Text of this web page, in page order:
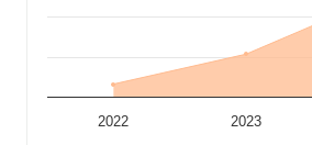
electricos y la comercialización de
industriales para los sectores sidero
electrico. En relación con el ranking
empresa ha escalado posiciones.
2022 2023